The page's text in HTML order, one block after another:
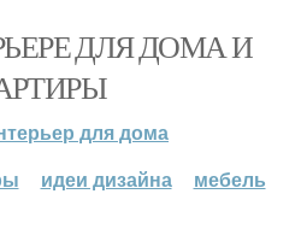
ДЛЯ ДОМА И
для дома
идеи дизайна мебель